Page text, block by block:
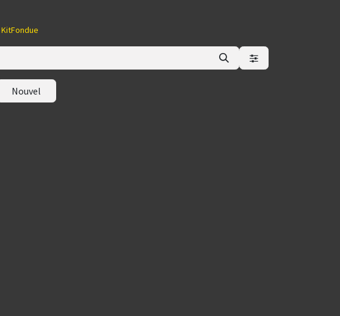
KitFondue
Nouvel